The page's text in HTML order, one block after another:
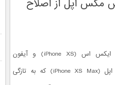
مکس اپل از اصلاح
کالبدشکافی آیفون ایکس اس (iPhone XS) و آیفون
ایکس اس مکس اپل (iPhone XS Max) که به تازگی